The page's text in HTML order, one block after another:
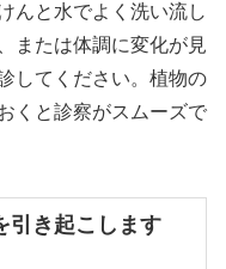
んと水でよく洗い流し
または体調に変化が見
してください。植物の
くと診察がスムーズで
引き起こします